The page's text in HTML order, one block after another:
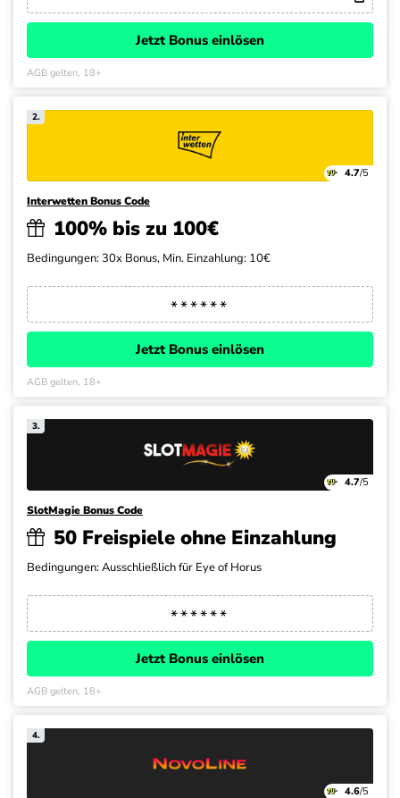
Jetzt Bonus einlösen
AGB gelten, 18+
2.
4.7/5
Interwetten Bonus Code
100% bis zu 100€
Bedingungen: 30x Bonus, Min. Einzahlung: 10€
Jetzt Bonus einlösen
AGB gelten, 18+
3.
4.7/5
SlotMagie Bonus Code
50 Freispiele ohne Einzahlung
Bedingungen: Ausschließlich für Eye of Horus
Jetzt Bonus einlösen
AGB gelten, 18+
4.
4.6/5